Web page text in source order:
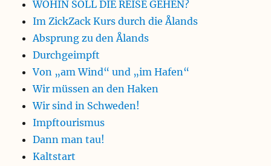
WOHIN SOLL DIE REISE GEHEN?
Im ZickZack Kurs durch die Ålands
Absprung zu den Ålands
Durchgeimpft
Von „am Wind“ und „im Hafen“
Wir müssen an den Haken
Wir sind in Schweden!
Impftourismus
Dann man tau!
Kaltstart